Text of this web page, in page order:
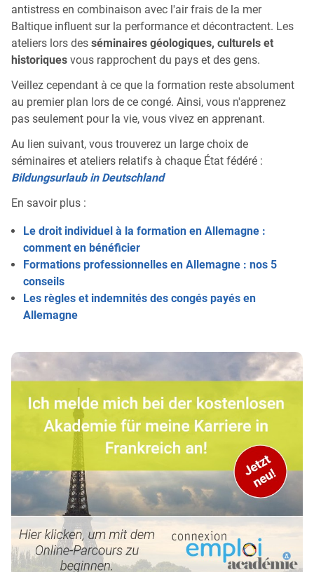
antistress en combinaison avec l'air frais de la mer
Baltique influent sur la performance et décontractent. Les
ateliers lors des séminaires géologiques, culturels et
historiques vous rapprochent du pays et des gens.
Veillez cependant à ce que la formation reste absolument
au premier plan lors de ce congé. Ainsi, vous n'apprenez
pas seulement pour la vie, vous vivez en apprenant.
Au lien suivant, vous trouverez un large choix de
séminaires et ateliers relatifs à chaque État fédéré :
Bildungsurlaub in Deutschland
En savoir plus :
Le droit individuel à la formation en Allemagne :
comment en bénéficier
Formations professionnelles en Allemagne : nos 5
conseils
Les règles et indemnités des congés payés en
Allemagne